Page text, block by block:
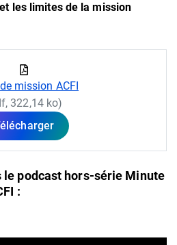
les limites de la mission
mission ACFI
322,14 ko)
le podcast hors-série Minute
: